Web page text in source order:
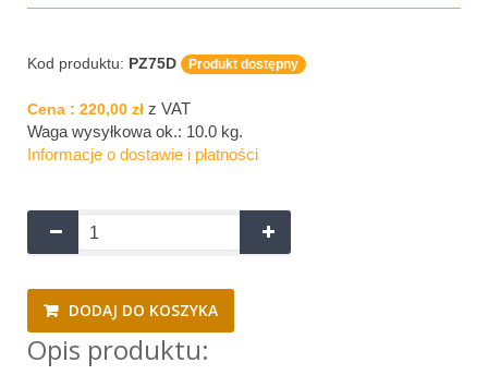
Kod produktu: PZ75D Produkt dostępny
Cena : 220,00 zł z VAT
Waga wysyłkowa ok.: 10.0 kg.
Informacje o dostawie i płatności
DODAJ DO KOSZYKA
Opis produktu: